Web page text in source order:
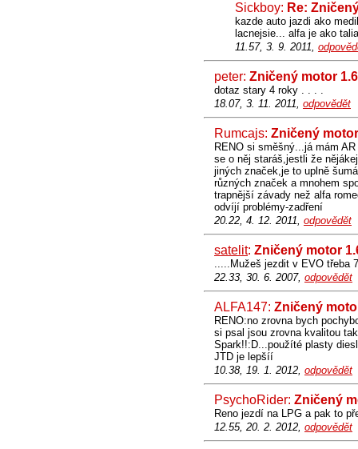
Sickboy: Re:
kazde auto jazdi ako
lacnejsie... alfa je ako
11.57, 3. 9. 2011,
peter: Zničený motor
dotaz stary 4 roky . . . .
18.07, 3. 11. 2011, odpovědět
Rumcajs: Zničený
RENO si směšný...já mám
se o něj staráš,jestli že
jiných značek,je to uplně
různých značek a mnohem
trapnější závady než alfa
odvíjí problémy-zadření
20.22, 4. 12. 2011, odpovědět
satelit: Zničený motor
.....Mužeš jezdit v EVO třeba
22.33, 30. 6. 2007, odpovědět
ALFA147: Zničený
RENO:no zrovna bych
si psal jsou zrovna kvalitou
Spark!!:D...použíté plasty
JTD je lepšíí
10.38, 19. 1. 2012, odpovědět
PsychoRider: Zničený
Reno jezdí na LPG a pak to
12.55, 20. 2. 2012, odpovědět